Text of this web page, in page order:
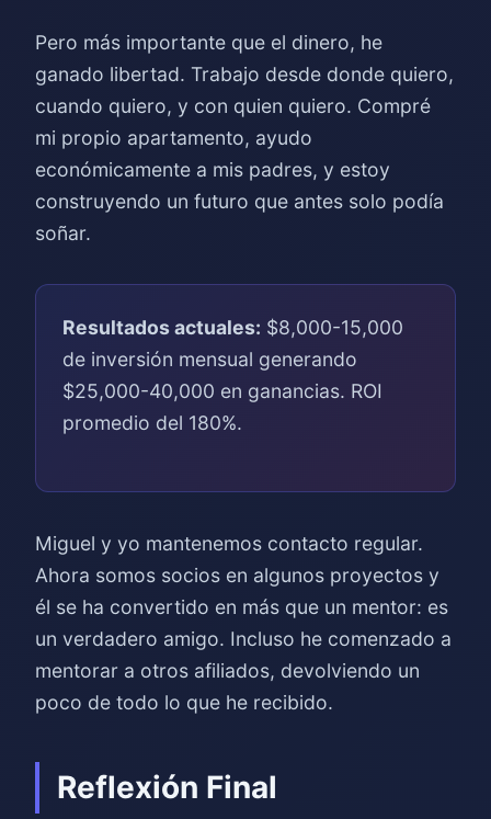
Pero más importante que el dinero, he
ganado libertad. Trabajo desde donde quiero,
cuando quiero, y con quien quiero. Compré
mi propio apartamento, ayudo
económicamente a mis padres, y estoy
construyendo un futuro que antes solo podía
soñar.
Resultados actuales: $8,000-15,000
de inversión mensual generando
$25,000-40,000 en ganancias. ROI
promedio del 180%.
Miguel y yo mantenemos contacto regular.
Ahora somos socios en algunos proyectos y
él se ha convertido en más que un mentor: es
un verdadero amigo. Incluso he comenzado a
mentorar a otros afiliados, devolviendo un
poco de todo lo que he recibido.
Reflexión Final